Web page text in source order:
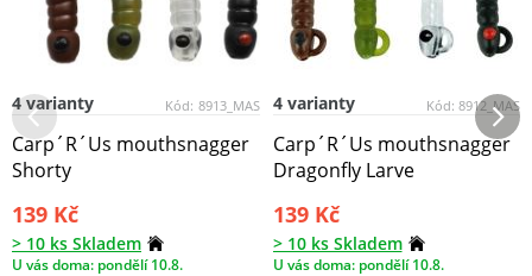
Kód: 8913_MAS
4 varianty
Carp´R´Us mouthsnagger
Shorty
139 Kč
> 10 ks Skladem
U vás doma: pondělí 10.8.
Kód: 8912_MAS
4 varianty
Carp´R´Us mouthsnagger
Dragonfly Larve
139 Kč
> 10 ks Skladem
U vás doma: pondělí 10.8.